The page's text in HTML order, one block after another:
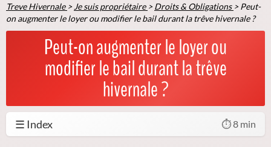
Treve Hivernale > Je suis propriétaire >Droits & Obligations >Peut-
on augmenter le loyer ou modifier le bail durant la trêve hivernale ?
Peut-on augmenter le loyer ou
modifier le bail durant la trêve
hivernale ?
☰ Index ⏱️ 8 min